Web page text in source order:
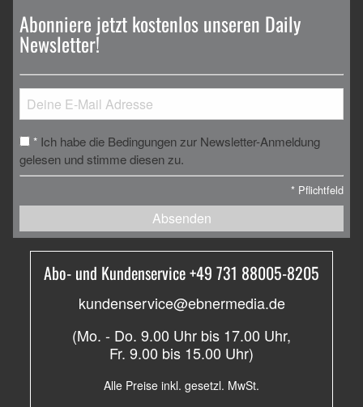
Abonniere jetzt kostenlos unseren Daily
Newsletter!
* Ich habe die Bedingungen zur Newsletter-Anmeldung
gelesen und stimme diesen zu.
* Pflichtfeld
Absenden
Abo- und Kundenservice +49 731 88005-8205
kundenservice@ebnermedia.de
(Mo. - Do. 9.00 Uhr bis 17.00 Uhr,
Fr. 9.00 bis 15.00 Uhr)
Alle Preise inkl. gesetzl. MwSt.